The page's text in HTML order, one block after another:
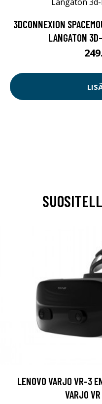
3DCONNEXION
LANGATON
LENOVO VARJO VR-3
VARJO